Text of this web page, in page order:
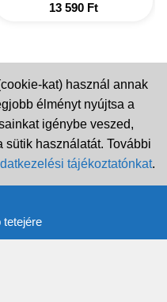
13 590 Ft
kat) használ annak
élményt nyújtsa a
igénybe veszed,
használatát. További
tájékoztatónkat.
tetejére